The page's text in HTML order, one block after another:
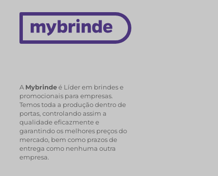
A Mybrindeé Líder em brindes e
promocionais para empresas.
Temos toda a produção dentro de
portas, controlando assim a
qualidade eficazmente e
garantindo os melhores preços do
mercado, bem como prazos de
entrega como nenhuma outra
empresa.